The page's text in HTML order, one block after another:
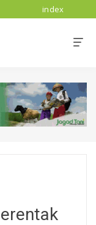
index